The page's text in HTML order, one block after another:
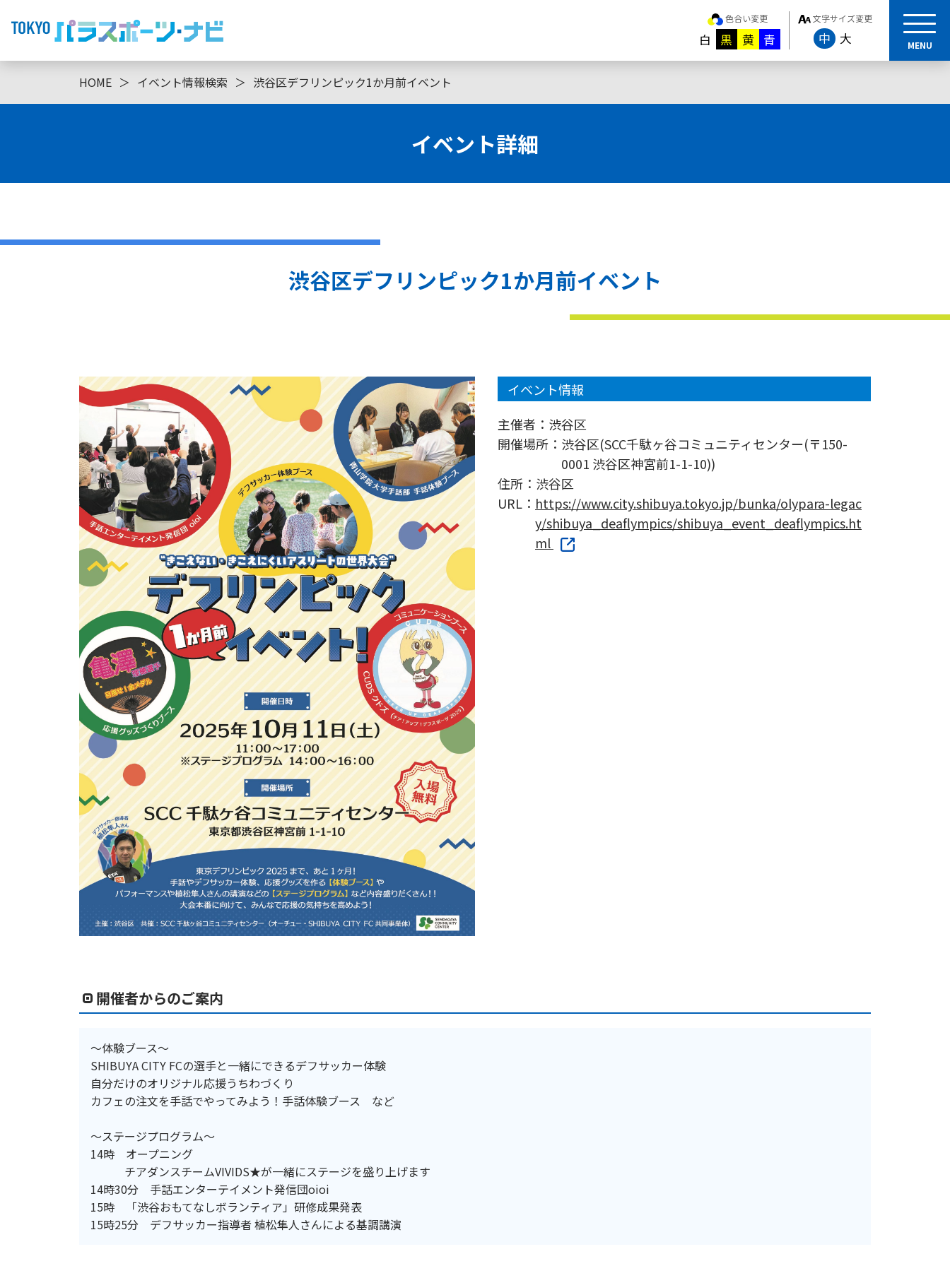
色合い変更
白 黒 黄 青
文字サイズ変更
中 大 MENU
HOME ＞ イベント情報検索 ＞ 渋谷区デフリンピック1か月前イベント
イベント詳細
渋谷区デフリンピック1か月前イベント
イベント情報
主催者： 渋谷区
開催場所： 渋谷区(SCC千駄ヶ谷コミュニティセンター(〒150-
0001 渋谷区神宮前1-1-10))
住所： 渋谷区
URL： https://www.city.shibuya.tokyo.jp/bunka/olypara-legac
y/shibuya_deaflympics/shibuya_event_deaflympics.ht
ml
開催者からのご案内
～体験ブース～
SHIBUYA CITY FCの選手と一緒にできるデフサッカー体験
自分だけのオリジナル応援うちわづくり
カフェの注文を手話でやってみよう！手話体験ブース など
～ステージプログラム～
14時 オープニング
チアダンスチームVIVIDS★が一緒にステージを盛り上げます
14時30分 手話エンターテイメント発信団oioi
15時 「渋谷おもてなしボランティア」研修成果発表
15時25分 デフサッカー指導者 植松隼人さんによる基調講演